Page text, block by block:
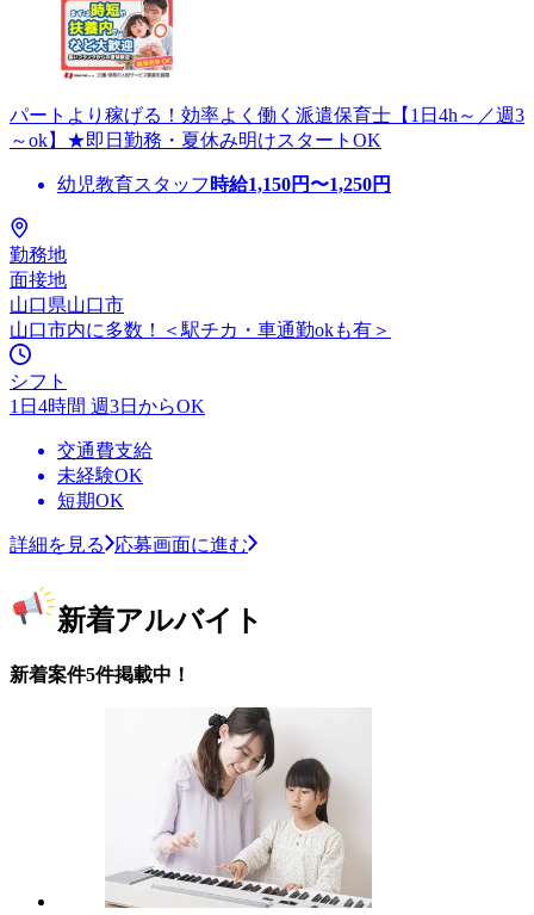
パートより稼げる！効率よく働く派遣保育士【1日4h～／週3
～ok】★即日勤務・夏休み明けスタートOK
幼児教育スタッフ 時給1,150円〜1,250円
勤務地
面接地
山口県山口市
山口市内に多数！＜駅チカ・車通勤okも有＞
シフト
1日4時間 週3日からOK
交通費支給
未経験OK
短期OK
詳細を見る 応募画面に進む
新着アルバイト
新着案件5件掲載中！